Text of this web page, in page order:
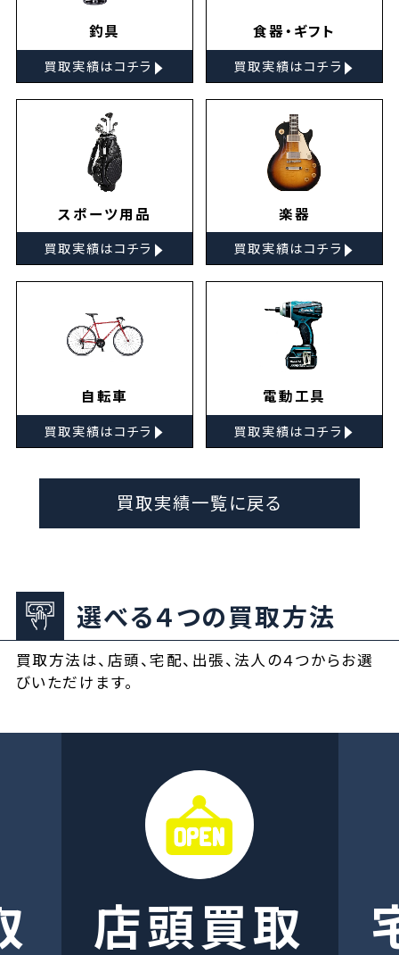
釣具
買取実績はコチラ ▸
食器・ギフト
買取実績はコチラ ▸
スポーツ用品
買取実績はコチラ ▸
楽器
買取実績はコチラ ▸
自転車
買取実績はコチラ ▸
電動工具
買取実績はコチラ ▸
買取実績一覧に戻る
選べる４つの買取方法
買取方法は、店頭、宅配、出張、法人の４つからお選
びいただけます。
店頭買取